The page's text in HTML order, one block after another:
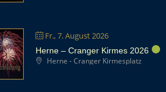
Fr., 7. August 2026
Herne – Cranger Kirmes 2026
Herne - Cranger Kirmesplatz